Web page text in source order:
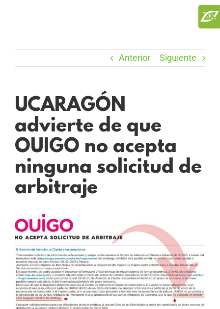
Anterior Siguiente
UCARAGÓN
advierte de que
OUIGO no acepta
ninguna solicitud de
arbitraje
Ver
imagen
grande
Area